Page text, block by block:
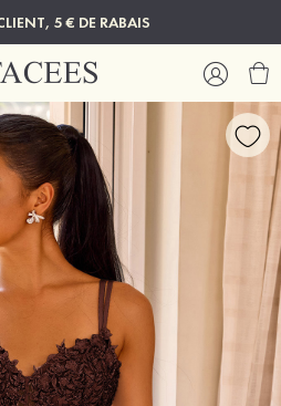
5 € DE RABAIS